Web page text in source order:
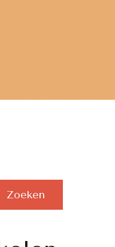
Zoeken